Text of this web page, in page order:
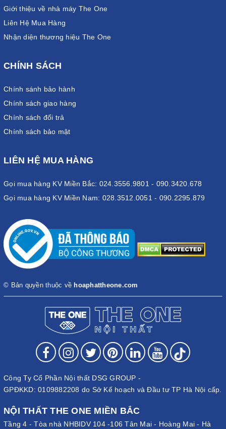
Giới thiệu về nhà máy The One
Liên Hệ Mua Hàng
Nhận diện thương hiệu The One
CHÍNH SÁCH
Chính sánh bảo hành
Chính sách giao hàng
Chính sách đổi trả
Chính sách bảo mật
LIÊN HỆ MUA HÀNG
Gọi mua hàng KV Miền Bắc: 024.3556.9801 - 090.3420.678
Gọi mua hàng KV Miền Nam: 028.3512.0051 - 090.2295.879
© Bản quyền thuộc về hoaphattheone.com
Công Ty Cổ Phần Nội thất DSG GROUP -
GPĐKKD: 0109882208 do Sở Kế hoạch và Đầu tư TP Hà Nội cấp.
NỘI THẤT THE ONE MIỀN BẮC
Tầng 4 - Tòa nhà NHBIDV 104 -106 Tân Mai - Hoàng Mai - Hà